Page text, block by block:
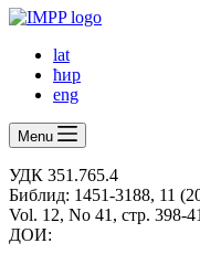
lat
ћир
eng
Menu
УДК 351.765.4
Библид: 1451-3188, 11
Vol. 12, No 41, стр. 398-
ДОИ: